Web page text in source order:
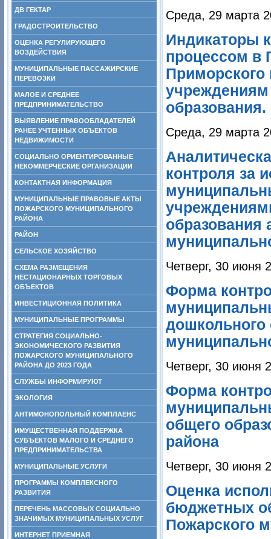
ДВ ГЕКТАР
ГРАДОСТРОИТЕЛЬСТВО
ОЦЕНКА РЕГУЛИРУЮЩЕГО
ВОЗДЕЙСТВИЯ
МУНИЦИПАЛЬНЫЕ ПАССАЖИРСКИЕ
ПЕРЕВОЗКИ
МАЛОЕ И СРЕДНЕЕ
ПРЕДПРИНИМАТЕЛЬСТВО
ВЫЯВЛЕНИЕ ПРАВООБЛАДАТЕЛЕЙ
РАНЕЕ УЧТЕННЫХ ОБЪЕКТОВ
НЕДВИЖИМОСТИ
СОЦИАЛЬНО ОРИЕНТИРОВАННЫЕ
НЕКОММЕРЧЕСКИЕ ОРГАНИЗАЦИИ
КОНТАКТНАЯ ИНФОРМАЦИЯ
МУНИЦИПАЛЬНЫЕ ПРАВОВЫЕ АКТЫ
ПОЖАРСКОГО МУНИЦИПАЛЬНОГО
РАЙОНА
РАЙОН
СЕЛЬСКОЕ ХОЗЯЙСТВО
СХЕМА РАЗМЕЩЕНИЯ
НЕСТАЦИОНАРНЫХ ТОРГОВЫХ
ОБЪЕКТОВ
ИНВЕСТИЦИОННАЯ ПОЛИТИКА
МУНИЦИПАЛЬНЫЕ ПРОГРАММЫ
СТРАТЕГИЯ СОЦИАЛЬНО-
ЭКОНОМИЧЕСКОГО РАЗВИТИЯ
ПОЖАРСКОГО МУНИЦИПАЛЬНОГО
РАЙОНА ДО 2023 ГОДА
СЛУЖБЫ ИНФОРМИРУЮТ
ЭКОЛОГИЯ
АНТИМОНОПОЛЬНЫЙ КОМПЛАЕНС
ИМУЩЕСТВЕННАЯ ПОДДЕРЖКА
СУБЪЕКТОВ МАЛОГО И СРЕДНЕГО
ПРЕДПРИНИМАТЕЛЬСТВА
МУНИЦИПАЛЬНЫЕ УСЛУГИ
ПРОГРАММЫ КОМПЛЕКСНОГО
РАЗВИТИЯ
ПЕРЕЧЕНЬ МАССОВЫХ СОЦИАЛЬНО
ЗНАЧИМЫХ МУНИЦИПАЛЬНЫХ УСЛУГ
ИНТЕРНЕТ ПРИЕМНАЯ
Среда, 29 марта
Индикаторы
процессом в
Приморского
образования.
Среда, 29 марта
контроля за
образования
Четверг, 30 июня
Форма
дошкольного
Четверг, 30 июня
Форма
общего
района
Четверг, 30 июня
Оценка
бюджетных
Пожарского